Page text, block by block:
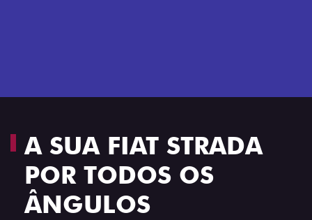
A SUA FIAT STRADA
POR TODOS OS
ÂNGULOS